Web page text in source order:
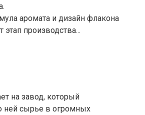
аромата и дизайн флакона
этап производства...
на завод, который
ней сырье в огромных